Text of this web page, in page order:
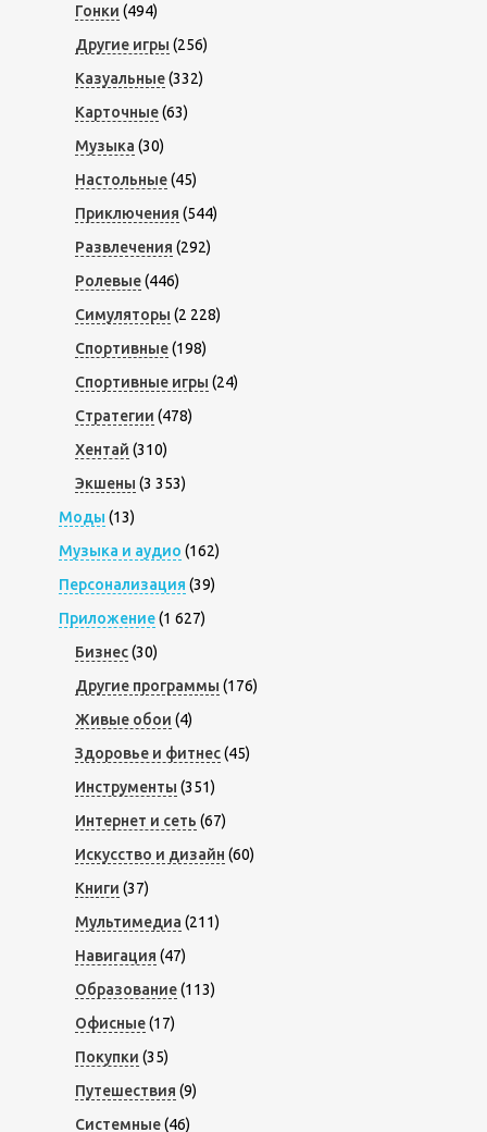
Гонки (494)
Другие игры (256)
Казуальные(332)
Карточные(63)
Музыка (30)
Настольные(45)
Приключения (544)
Развлечения (292)
Ролевые(446)
Симуляторы (2 228)
Спортивные(198)
Спортивные игры (24)
Стратегии (478)
Хентай (310)
Экшены (3 353)
Моды (13)
Музыка и аудио (162)
Персонализация (39)
Приложение(1 627)
Бизнес(30)
Другие программы (176)
Живые обои (4)
Здоровье и фитнес(45)
Инструменты (351)
Интернет и сеть (67)
Искусство и дизайн (60)
Книги (37)
Мультимедиа (211)
Навигация (47)
Образование(113)
Офисные(17)
Покупки (35)
Путешествия (9)
Системные(46)